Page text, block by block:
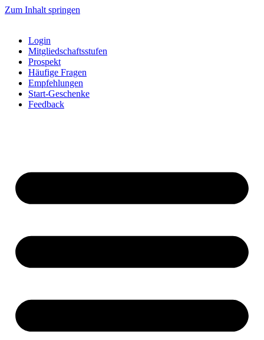
Zum Inhalt springen
Login
Mitgliedschaftsstufen
Prospekt
Häufige Fragen
Empfehlungen
Start-Geschenke
Feedback